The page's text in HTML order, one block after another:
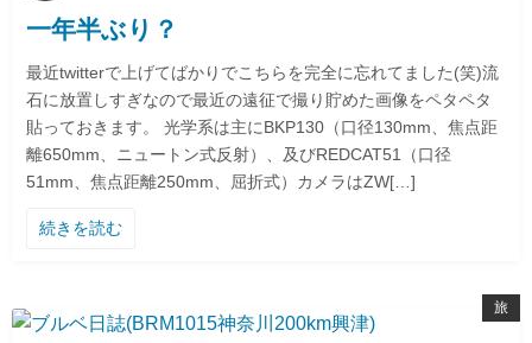
一年半ぶり？
最近twitterで上げてばかりでこちらを完全に忘れてました(笑)流
石に放置しすぎなので最近の遠征で撮り貯めた画像をペタペタ
貼っておきます。 光学系は主にBKP130（口径130mm、焦点距
離650mm、ニュートン式反射）、及びREDCAT51（口径
51mm、焦点距離250mm、屈折式）カメラはZW[…]
続きを読む
旅